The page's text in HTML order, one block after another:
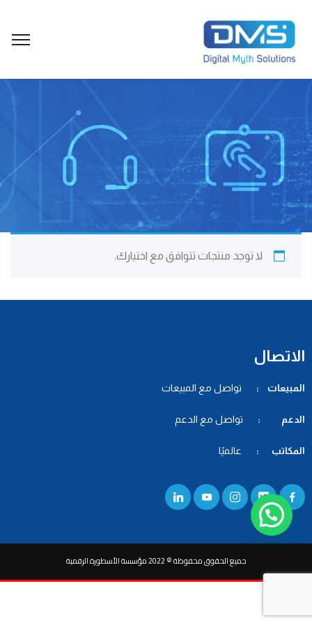
لا توجد منتجات تتوافق مع اختيارك.
الاتصال
المبيعات : تواصل مع المبيعات
الدعم : تواصل مع الدعم
المكاتب : عالميًا
جميع الحقوق محفوظة © 2022 مؤسسة الأسطورة الرقمية